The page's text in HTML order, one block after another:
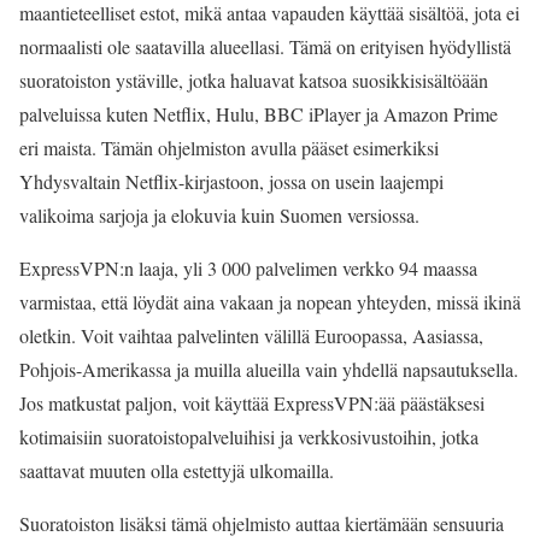
maantieteelliset estot, mikä antaa vapauden käyttää sisältöä, jota ei
normaalisti ole saatavilla alueellasi. Tämä on erityisen hyödyllistä
suoratoiston ystäville, jotka haluavat katsoa suosikkisisältöään
palveluissa kuten Netflix, Hulu, BBC iPlayer ja Amazon Prime
eri maista. Tämän ohjelmiston avulla pääset esimerkiksi
Yhdysvaltain Netflix-kirjastoon, jossa on usein laajempi
valikoima sarjoja ja elokuvia kuin Suomen versiossa.
ExpressVPN:n laaja, yli 3 000 palvelimen verkko 94 maassa
varmistaa, että löydät aina vakaan ja nopean yhteyden, missä ikinä
oletkin. Voit vaihtaa palvelinten välillä Euroopassa, Aasiassa,
Pohjois-Amerikassa ja muilla alueilla vain yhdellä napsautuksella.
Jos matkustat paljon, voit käyttää ExpressVPN:ää päästäksesi
kotimaisiin suoratoistopalveluihisi ja verkkosivustoihin, jotka
saattavat muuten olla estettyjä ulkomailla.
Suoratoiston lisäksi tämä ohjelmisto auttaa kiertämään sensuuria